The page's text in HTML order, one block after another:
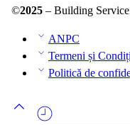
©2025– Building
ANPC
Termeni și
Politică de